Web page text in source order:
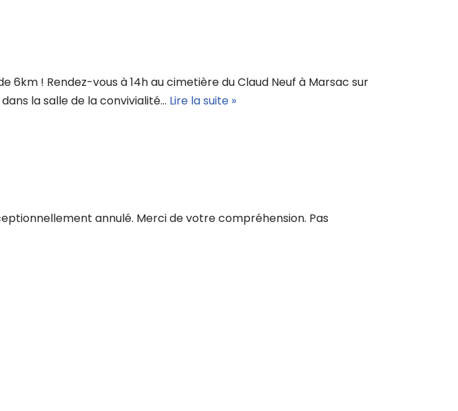
! Rendez-vous à 14h au cimetière du Claud Neuf à Marsac sur
la salle de la convivialité… Lire la suite »
annulé. Merci de votre compréhension. Pas